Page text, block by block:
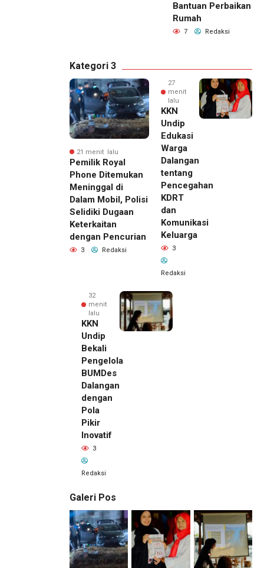
Bantuan Perbaikan
Rumah
7 Redaksi
Kategori 3
21 menit lalu
Pemilik Royal
Phone Ditemukan
Meninggal di
Dalam Mobil, Polisi
Selidiki Dugaan
Keterkaitan
dengan Pencurian
3 Redaksi
27
menit
lalu
KKN
Undip
Edukasi
Warga
Dalangan
tentang
Pencegahan
KDRT
dan
Komunikasi
Keluarga
3
Redaksi
32
menit
lalu
KKN
Undip
Bekali
Pengelola
BUMDes
Dalangan
dengan
Pola
Pikir
Inovatif
3
Redaksi
Galeri Pos